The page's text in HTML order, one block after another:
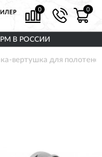
0 0
В РОССИИ
вертушка для